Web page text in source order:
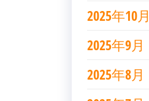
2025年10月
2025年9月
2025年8月